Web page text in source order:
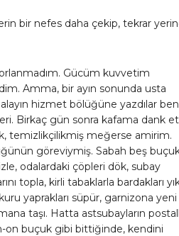
bir nefes daha çekip, tekrar
Gücüm kuvvetim
Amma, bir ayın sonunda usta
hizmet bölüğüne yazdılar
Birkaç gün sonra kafama dank
temizlikçilikmiş meğerse amirim.
göreviymiş. Sabah beş
odalardaki çöpleri dök, subay
topla, kirli tabaklarla bardakları
yaprakları süpür, garnizona yeni
taşı. Hatta astsubayların
on buçuk gibi bittiğinde, kendini